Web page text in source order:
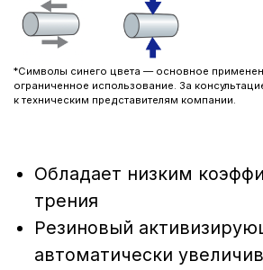
Резиновый активизирующий элемент
автоматически увеличивает
предварительное напряжение, как
только обнаруживается утечка
Широко применяется в клапанах
для нефтяной промышленности